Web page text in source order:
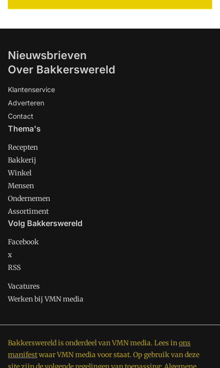
Nieuwsbrieven
Over Bakkerswereld
Klantenservice
Adverteren
Contact
Thema's
Recepten
Bakkerij
Winkel
Mensen
Ondernemen
Assortiment
Volg Bakkerswereld
Facebook
x
RSS
Vacatures
Werken bij VMN media
Bakkerswereld is onderdeel van VMN media. Lees inons
manifestwaar VMN media voor staat. Op gebruik van deze